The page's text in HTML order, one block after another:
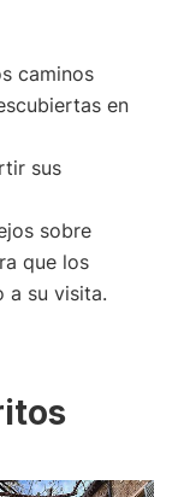
caminos
en
sus
sobre
que los
a su visita.